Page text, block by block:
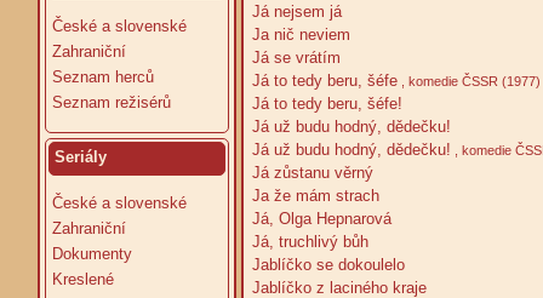
České a slovenské
Zahraniční
Seznam herců
Seznam režisérů
Seriály
České a slovenské
Zahraniční
Dokumenty
Kreslené
Já nejsem já
Ja nič neviem
Já se vrátím
Já to tedy beru, šéfe , komedie ČSSR (1977)
Já to tedy beru, šéfe!
Já už budu hodný, dědečku!
Já už budu hodný, dědečku! , komedie
Já zůstanu věrný
Ja že mám strach
Já, Olga Hepnarová
Já, truchlivý bůh
Jablíčko se dokoulelo
Jablíčko z laciného kraje